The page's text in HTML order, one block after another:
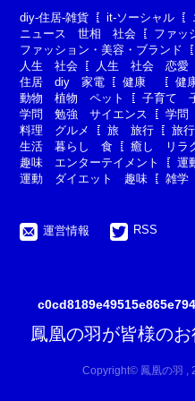
diy-住居-雑貨 it-ソーシャル
ニュース 世相 社会
ファッ
ファッション・美容・ブランド
人生 社会
人生 社会 恋愛
住居 diy 家電
健康 健
動物 植物 ペット
子育て
学問 勉強 サイエンス
学
料理 グルメ
旅 旅行 旅
生活 暮らし 食
癒し リラ
趣味 エンターテイメント
運
運動 ダイエット 趣味
雑学
運営情報 RSS
鳳凰の羽が皆様の
Copyright© 鳳凰の羽 ,